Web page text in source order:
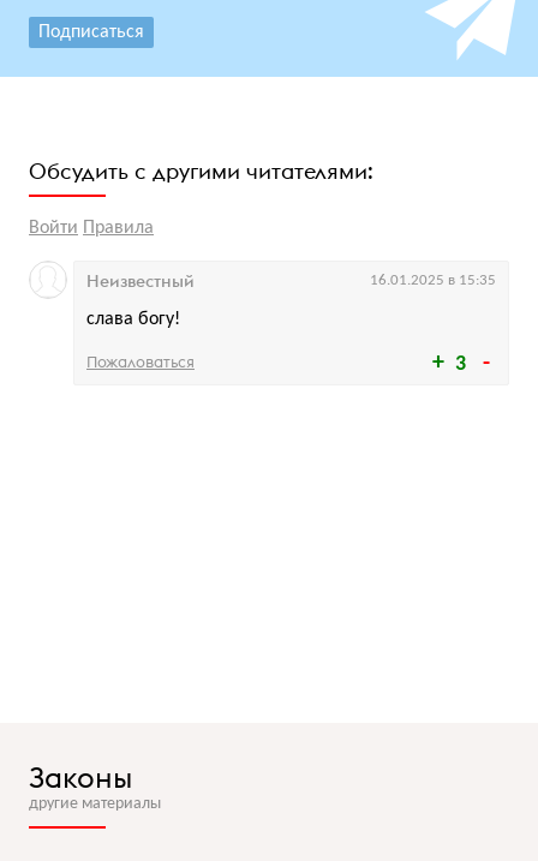
Подписаться
Обсудить с другими читателями:
Войти Правила
3
слава богу!
Неизвестный 16.01.2025 в 15:35
Пожаловаться
Законы
другие материалы